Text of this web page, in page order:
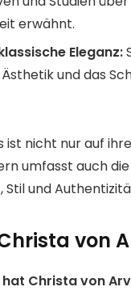
erwähnt.
Eleganz:
und das
ist nicht nur auf
umfasst auch
Stil und
von
hat Christa von